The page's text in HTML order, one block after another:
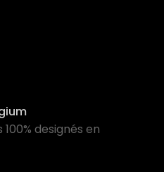
designés en